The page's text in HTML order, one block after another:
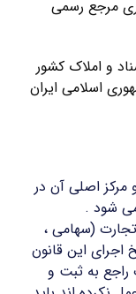
مرجع رسمی
و املاک کشور
اسلامی ایران
اصلی آن در
شود .
تجارت (سهامی ،
اجرای این قانون
راجع به ثبت و